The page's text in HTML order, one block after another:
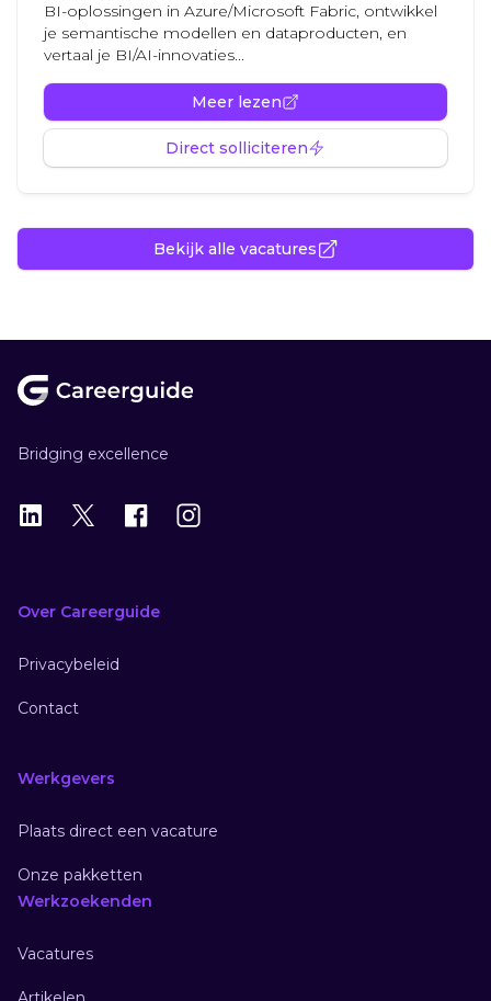
BI-oplossingen in Azure/Microsoft Fabric, ontwikkel
je semantische modellen en dataproducten, en
vertaal je BI/AI-innovaties...
Meer lezen
Direct solliciteren
Bekijk alle vacatures
Bridging excellence
LinkedIn
X Instagram
Over Careerguide
Privacybeleid
Contact
Werkgevers
Plaats direct een vacature
Onze pakketten
Werkzoekenden
Vacatures